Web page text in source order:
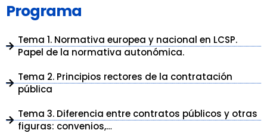
Programa
Tema 1. Normativa europea y nacional en LCSP.
Papel de la normativa autonómica.
Tema 2. Principios rectores de la contratación
pública
Tema 3. Diferencia entre contratos públicos y otras
figuras: convenios,…